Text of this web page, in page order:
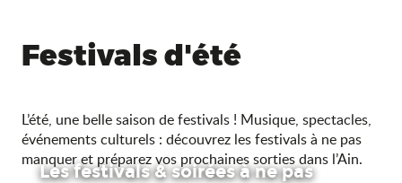
Festivals d'été
L’été, une belle saison de festivals ! Musique, spectacles,
événements culturels : découvrez les festivals à ne pas
manquer et préparez vos prochaines sorties dans l’Ain.
Les festivals & soirées à ne pas